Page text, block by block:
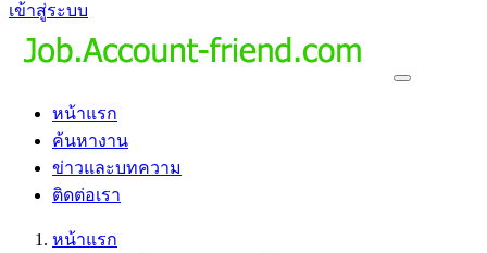
เข้าสู่ระบบ
หน้าแรก
ค้นหางาน
ข่าวและบทความ
ติดต่อเรา
หน้าแรก